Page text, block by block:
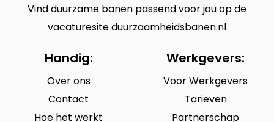
Vind duurzame banen passend voor jou op de
vacaturesite duurzaamheidsbanen.nl
Handig:
Over ons
Contact
Hoe het werkt
Werkgevers:
Voor Werkgevers
Tarieven
Partnerschap